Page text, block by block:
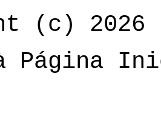
(c) 2026
Página